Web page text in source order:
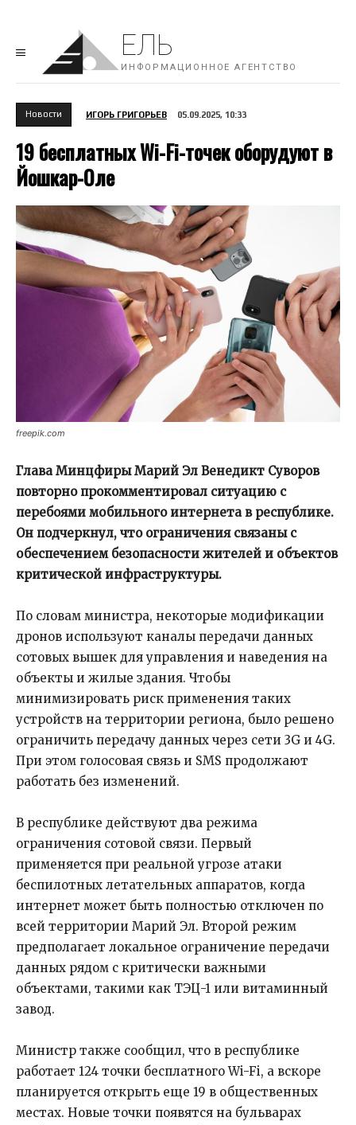
ЕЛЬ
ИНФОРМАЦИОННОЕ АГЕНТСТВО
Новости ИГОРЬ ГРИГОРЬЕВ 05.09.2025, 10:33
19 бесплатных Wi-Fi-точек оборудуют в
Йошкар-Оле
freepik.com
Глава Минцфиры Марий Эл Венедикт Суворов
повторно прокомментировал ситуацию с
перебоями мобильного интернета в республике.
Он подчеркнул, что ограничения связаны с
обеспечением безопасности жителей и объектов
критической инфраструктуры.
По словам министра, некоторые модификации
дронов используют каналы передачи данных
сотовых вышек для управления и наведения на
объекты и жилые здания. Чтобы
минимизировать риск применения таких
устройств на территории региона, было решено
ограничить передачу данных через сети 3G и 4G.
При этом голосовая связь и SMS продолжают
работать без изменений.
В республике действуют два режима
ограничения сотовой связи. Первый
применяется при реальной угрозе атаки
беспилотных летательных аппаратов, когда
интернет может быть полностью отключен по
всей территории Марий Эл. Второй режим
предполагает локальное ограничение передачи
данных рядом с критически важными
объектами, такими как ТЭЦ-1 или витаминный
завод.
Министр также сообщил, что в республике
работает 124 точки бесплатного Wi-Fi, а вскоре
планируется открыть еще 19 в общественных
местах. Новые точки появятся на бульварах